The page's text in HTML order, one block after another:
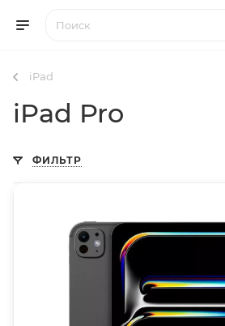
iPad
iPad Pro
ФИЛЬТР